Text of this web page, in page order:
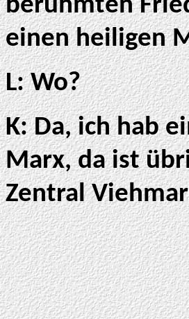
berühmten
einen heiligen
L: Wo?
K: Da, ich hab
Marx, da ist
Zentral